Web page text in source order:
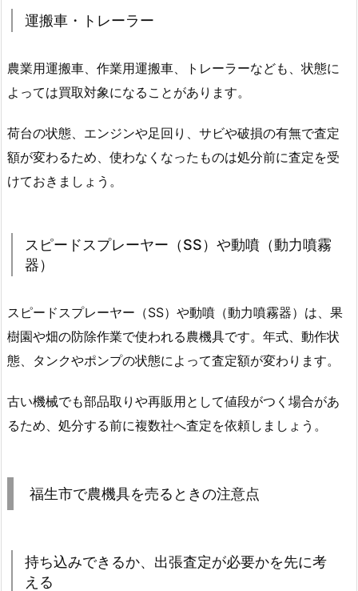
運搬車・トレーラー
農業用運搬車、作業用運搬車、トレーラーなども、状態に
よっては買取対象になることがあります。
荷台の状態、エンジンや足回り、サビや破損の有無で査定
額が変わるため、使わなくなったものは処分前に査定を受
けておきましょう。
スピードスプレーヤー（SS）や動噴（動力噴霧
器）
スピードスプレーヤー（SS）や動噴（動力噴霧器）は、果
樹園や畑の防除作業で使われる農機具です。年式、動作状
態、タンクやポンプの状態によって査定額が変わります。
古い機械でも部品取りや再販用として値段がつく場合があ
るため、処分する前に複数社へ査定を依頼しましょう。
福生市で農機具を売るときの注意点
持ち込みできるか、出張査定が必要かを先に考
える